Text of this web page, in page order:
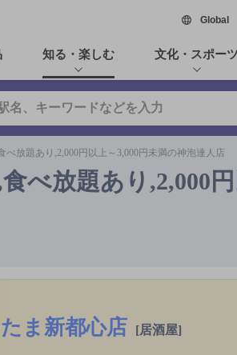
Global
知る・楽しむ 文化・スポーツ
放題あり,2,000円以上～3,000円未満の神泡達人店
べ放題あり,2,000
ま新都心店 [居酒屋]